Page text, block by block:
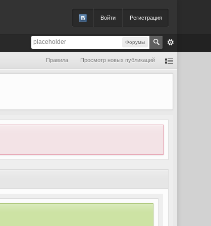
Войти Регистрация
Форумы
Правила Просмотр новых публикаций